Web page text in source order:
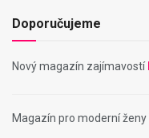
Doporučujeme
Nový magazín zajímavostí
Magazín pro moderní ženy